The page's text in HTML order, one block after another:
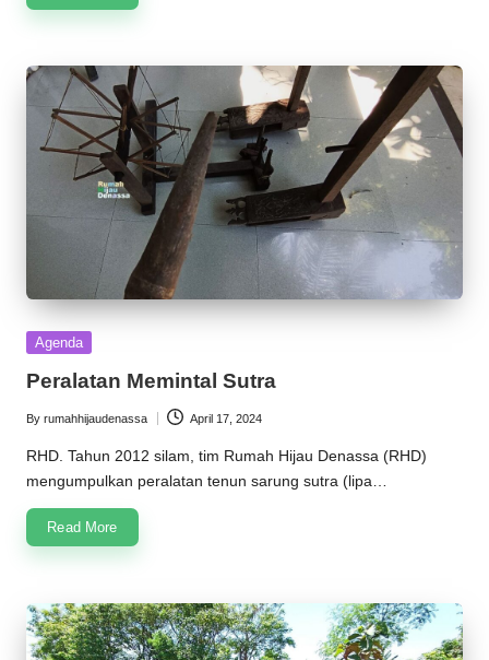
Posted
Agenda
Peralatan Memintal Sutra
Posted
by
By rumahhijaudenassa April 17, 2024
RHD. Tahun 2012 silam, tim Rumah Hijau Denassa (RHD)
mengumpulkan peralatan tenun sarung sutra (lipa…
Read More